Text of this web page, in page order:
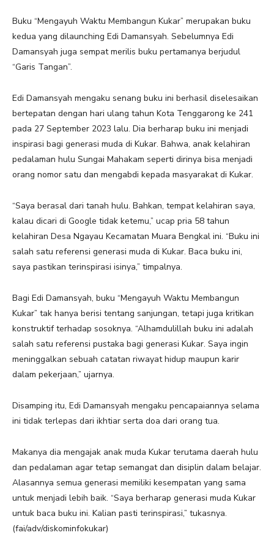
Buku “Mengayuh Waktu Membangun Kukar” merupakan buku
kedua yang dilaunching Edi Damansyah. Sebelumnya Edi
Damansyah juga sempat merilis buku pertamanya berjudul
“Garis Tangan”.
Edi Damansyah mengaku senang buku ini berhasil diselesaikan
bertepatan dengan hari ulang tahun Kota Tenggarong ke 241
pada 27 September 2023 lalu. Dia berharap buku ini menjadi
inspirasi bagi generasi muda di Kukar. Bahwa, anak kelahiran
pedalaman hulu Sungai Mahakam seperti dirinya bisa menjadi
orang nomor satu dan mengabdi kepada masyarakat di Kukar.
“Saya berasal dari tanah hulu. Bahkan, tempat kelahiran saya,
kalau dicari di Google tidak ketemu,” ucap pria 58 tahun
kelahiran Desa Ngayau Kecamatan Muara Bengkal ini. “Buku ini
salah satu referensi generasi muda di Kukar. Baca buku ini,
saya pastikan terinspirasi isinya,” timpalnya.
Bagi Edi Damansyah, buku “Mengayuh Waktu Membangun
Kukar” tak hanya berisi tentang sanjungan, tetapi juga kritikan
konstruktif terhadap sosoknya. “Alhamdulillah buku ini adalah
salah satu referensi pustaka bagi generasi Kukar. Saya ingin
meninggalkan sebuah catatan riwayat hidup maupun karir
dalam pekerjaan,” ujarnya.
Disamping itu, Edi Damansyah mengaku pencapaiannya selama
ini tidak terlepas dari ikhtiar serta doa dari orang tua.
Makanya dia mengajak anak muda Kukar terutama daerah hulu
dan pedalaman agar tetap semangat dan disiplin dalam belajar.
Alasannya semua generasi memiliki kesempatan yang sama
untuk menjadi lebih baik. “Saya berharap generasi muda Kukar
untuk baca buku ini. Kalian pasti terinspirasi,” tukasnya.
(fai/adv/diskominfokukar)